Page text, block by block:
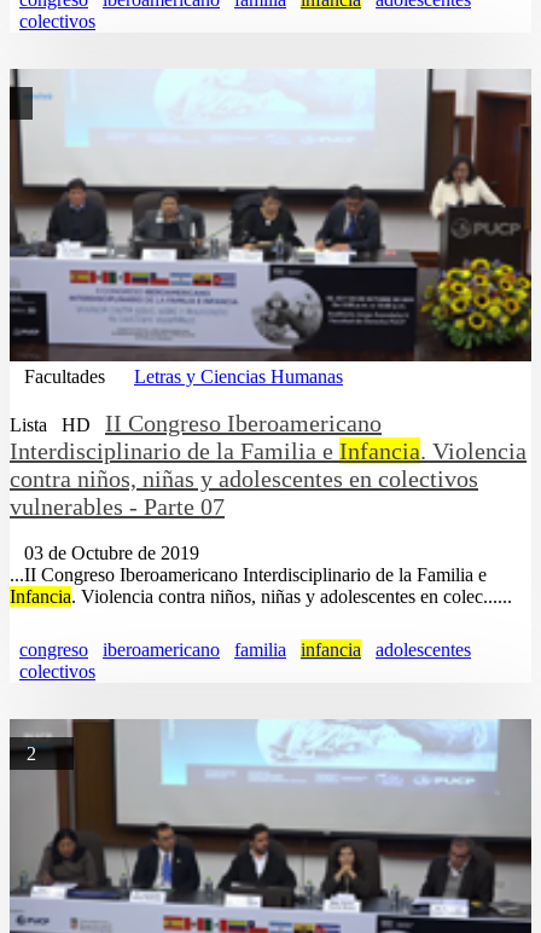
colectivos
Facultades Letras y Ciencias Humanas
Lista HD
II Congreso Iberoamericano
Interdisciplinario de la Familia e Infancia. Violencia
contra niños, niñas y adolescentes en colectivos
vulnerables - Parte 07
03 de Octubre de 2019
...II Congreso Iberoamericano Interdisciplinario de la Familia e
Infancia. Violencia contra niños, niñas y adolescentes en colec......
congreso iberoamericano familia infancia
adolescentes
colectivos
2